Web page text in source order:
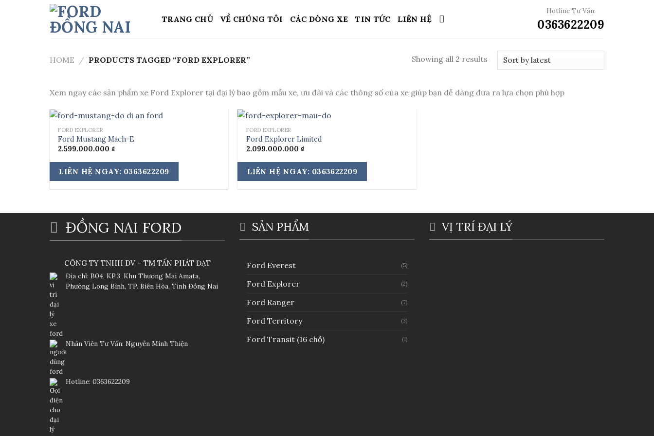
TRANG CHỦ VỀ CHÚNG TÔI CÁC DÒNG XE TIN TỨC LIÊN HỆ
Hotline Tư Vấn:
0363622209
HOME / PRODUCTS TAGGED “FORD EXPLORER” Showing all 2 results
Xem ngay các sản phẩm xe Ford Explorer tại đại lý bao gồm mẫu xe, ưu đãi và các thông số của xe giúp bạn dễ dàng đưa ra lựa chọn phù hợp
FORD EXPLORER
Ford Mustang Mach-E
2.599.000.000₫
LIÊN HỆ NGAY: 0363622209
FORD EXPLORER
Ford Explorer Limited
2.099.000.000 ₫
LIÊN HỆ NGAY: 0363622209
ĐỒNG NAI FORD
CÔNG TY TNHH DV – TM TẤN PHÁT ĐẠT
Địa chỉ: B04, KP.3, Khu Thương Mại Amata,
Phường Long Bình, TP. Biên Hòa, Tỉnh Đồng Nai
Nhân Viên Tư Vấn: Nguyễn Minh Thiện
Hotline: 0363622209
SẢN PHẨM
Ford Everest (5)
Ford Explorer (2)
Ford Ranger (7)
Ford Territory (3)
Ford Transit (16 chỗ) (1)
VỊ TRÍ ĐẠI LÝ